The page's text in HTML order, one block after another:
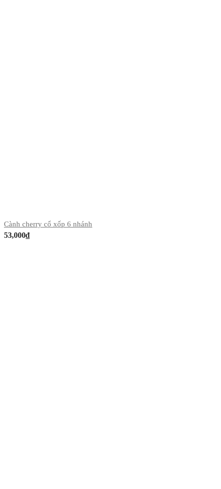
Cành cherry cổ xốp 6 nhánh
53,000₫